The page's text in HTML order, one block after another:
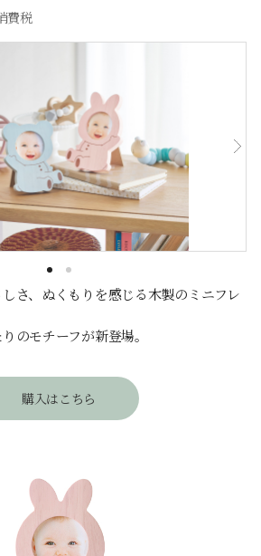
費税
さ、ぬくもりを感じる木製のミニフレ
のモチーフが新登場。
購入はこちら